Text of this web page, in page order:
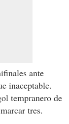
ante
inaceptable.
tempranero de
tres.